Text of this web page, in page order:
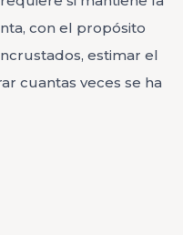
con el propósito
estimar el
cuantas veces se ha